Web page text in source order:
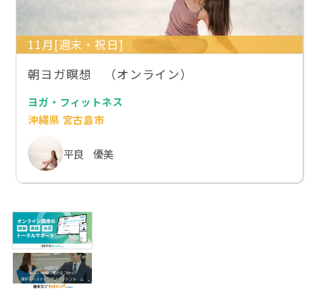
11月[週末・祝日]
朝ヨガ瞑想 （オンライン）
ヨガ・フィットネス
沖縄県 宮古島市
平良 優美